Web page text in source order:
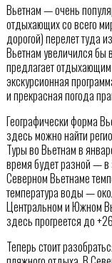
Вьетнам — очень
отдыхающих со всего
дорогой) перелет туда
Вьетнам увеличился бы
предлагает
экскурсионная
и прекрасная погода
Географически форма
здесь можно найти
Туры во Вьетнам в
время будет разной — в
Северном Вьетнаме
температура воды —
Центральном и Южном
здесь прогреется до
Теперь стоит